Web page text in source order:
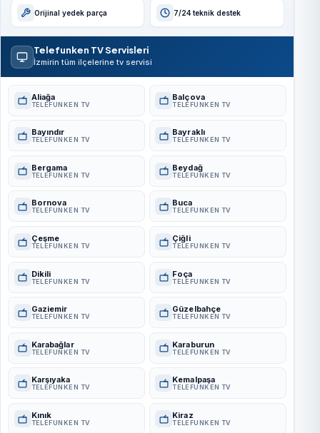
Orijinal yedek parça 7/24 teknik destek
Telefunken TV Servisleri
İzmirin tüm ilçelerine tv servisi
Aliağa
TELEFUNKEN TV
Balçova
TELEFUNKEN TV
Bayındır
TELEFUNKEN TV
Bayraklı
TELEFUNKEN TV
Bergama
TELEFUNKEN TV
Beydağ
TELEFUNKEN TV
Bornova
TELEFUNKEN TV
Buca
TELEFUNKEN TV
Çeşme
TELEFUNKEN TV
Çiğli
TELEFUNKEN TV
Dikili
TELEFUNKEN TV
Foça
TELEFUNKEN TV
Gaziemir
TELEFUNKEN TV
Güzelbahçe
TELEFUNKEN TV
Karabağlar
TELEFUNKEN TV
Karaburun
TELEFUNKEN TV
Karşıyaka
TELEFUNKEN TV
Kemalpaşa
TELEFUNKEN TV
Kınık
TELEFUNKEN TV
Kiraz
TELEFUNKEN TV